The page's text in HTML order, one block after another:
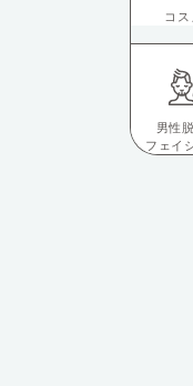
コス
男性
フェイ